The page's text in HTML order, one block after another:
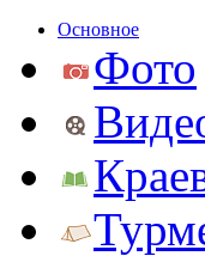
Основное
Фото